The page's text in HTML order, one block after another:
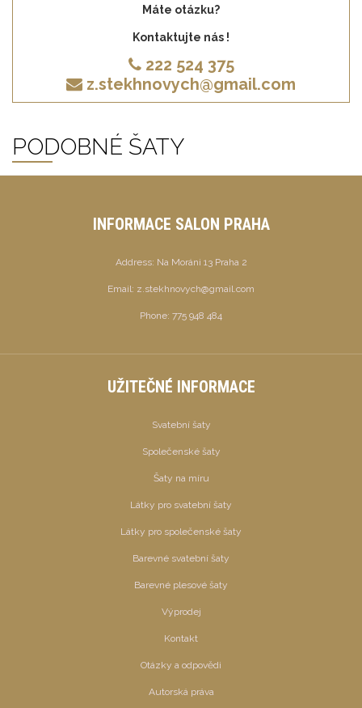
Máte otázku?
Kontaktujte nás !
222 524 375
z.stekhnovych@gmail.com
PODOBNÉ ŠATY
INFORMACE SALON PRAHA
Address: Na Moráni 13 Praha 2
Email: z.stekhnovych@gmail.com
Phone: 775 948 484
UŽITEČNÉ INFORMACE
Svatební šaty
Společenské šaty
Šaty na míru
Látky pro svatební šaty
Látky pro společenské šaty
Barevné svatební šaty
Barevné plesové šaty
Výprodej
Kontakt
Otázky a odpovědi
Autorská práva